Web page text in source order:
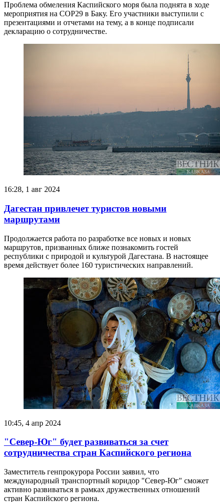
Проблема обмеления Каспийского моря была поднята в ходе
мероприятия на COP29 в Баку. Его участники выступили с
презентациями и отчетами на тему, а в конце подписали
декларацию о сотрудничестве.
16:28, 1 авг 2024
Дагестан привлечет туристов новыми
маршрутами
Продолжается работа по разработке все новых и новых
маршрутов, призванных ближе познакомить гостей
республики с природой и культурой Дагестана. В настоящее
время действует более 160 туристических направлений.
10:45, 4 апр 2024
"Север-Юг" будет развиваться за счет
сотрудничества стран Каспийского региона
Заместитель генпрокурора России заявил, что
международный транспортный коридор "Север-Юг" сможет
активно развиваться в рамках дружественных отношений
стран Каспийского региона.